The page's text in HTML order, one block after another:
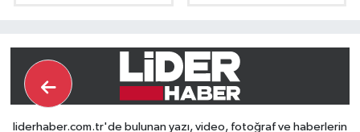
liderhaber.com.tr'de bulunan yazı, video, fotoğraf ve haberlerin